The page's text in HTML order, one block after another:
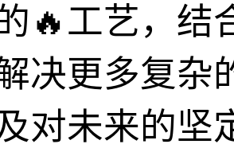
🔥工艺，结
决更多复杂
对未来的坚